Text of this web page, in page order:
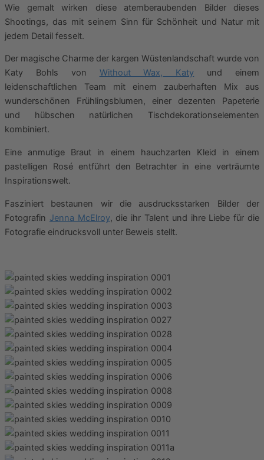
Wie gemalt wirken diese atemberaubenden Bilder dieses
Shootings, das mit seinem Sinn für Schönheit und Natur mit
jedem Detail fesselt.
Der magische Charme der kargen Wüstenlandschaft wurde von
Katy Bohls von Without Wax, Katy und einem
leidenschaftlichen Team mit einem zauberhaften Mix aus
wunderschönen Frühlingsblumen, einer dezenten Papeterie
und hübschen natürlichen Tischdekorationselementen
kombiniert.
Eine anmutige Braut in einem hauchzarten Kleid in einem
pastelligen Rosé entführt den Betrachter in eine verträumte
Inspirationswelt.
Fasziniert bestaunen wir die ausdrucksstarken Bilder der
Fotografin Jenna McElroy, die ihr Talent und ihre Liebe für die
Fotografie eindrucksvoll unter Beweis stellt.